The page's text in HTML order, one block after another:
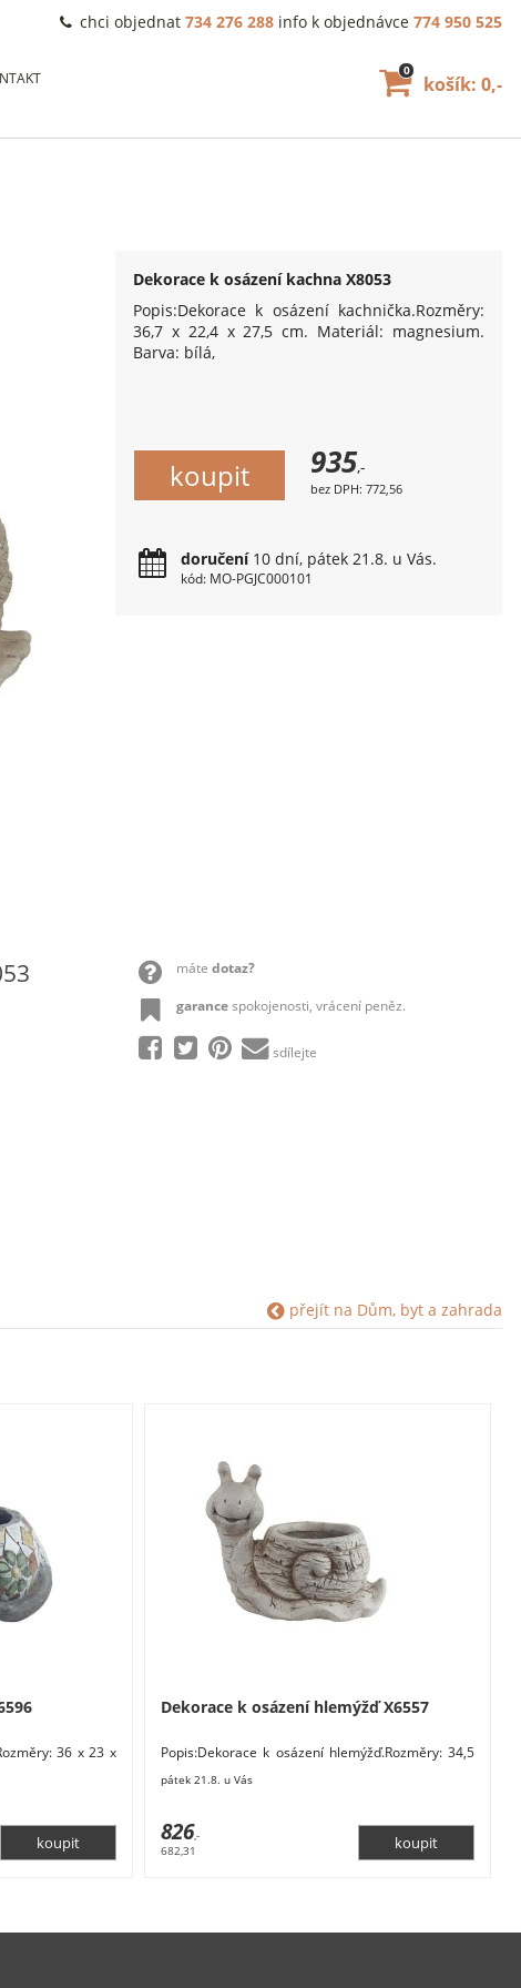
Dekorace k osázení kachna X8053
Popis:Dekorace k osázení kachnička.Rozměry:
36,7 x 22,4 x 27,5 cm. Materiál: magnesium.
Barva: bílá,
935,-
bez DPH: 772,56
doručení10 dní, pátek 21.8. u Vás.
kód: MO-PGJC000101
máte dotaz?
garancespokojenosti, vrácení peněz.
sdílejte
přejít na Dům, byt a zahrada
36 x 23 x
Dekorace k osázení hlemýžď X6557
Popis:Dekorace k osázení hlemýžď.Rozměry: 34,5
hnědá.
pátek 21.8. u Vás
826,-
682,31
chci objednat 734 276 288 info k objednávce 774 950 525
košík: 0,-
0